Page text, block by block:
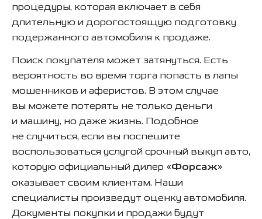
процедуры, которая включает в себя
длительную и дорогостоящую подготовку
подержанного автомобиля к продаже.
Поиск покупателя может затянуться. Есть
вероятность во время торга попасть в лапы
мошенников и аферистов. В этом случае
вы можете потерять не только деньги
и машину, но даже жизнь. Подобное
не случиться, если вы поспешите
воспользоваться услугой срочный выкуп авто,
которую официальный дилер «Форсаж»
оказывает своим клиентам. Наши
специалисты произведут оценку автомобиля.
Документы покупки и продажи будут